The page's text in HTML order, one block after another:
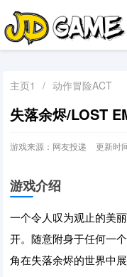
主页1 / 动作冒险ACT
失落余烬/LOST
游戏来源：网友投递 更新时
游戏介绍
一个令人叹为观止的美
开。随意附身于任何一
角在失落余烬的世界中展